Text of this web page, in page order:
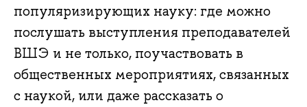
популяризирующих науку: где можно
послушать выступления преподавателей
ВШЭ и не только, поучаствовать в
общественных мероприятиях, связанных
с наукой, или даже рассказать о